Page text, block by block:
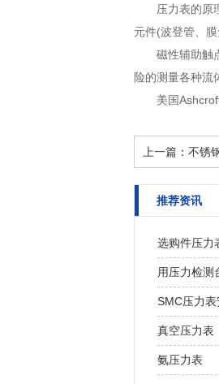
压力表的原
元件(波登管、
磁性辅助触
险的测量各种流
美国
上一篇： 不锈
推荐资讯
选购件压力
用压力检测
SMC压力
真空压力表
氨压力表